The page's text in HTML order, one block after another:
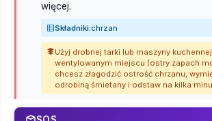
więcej.
Składniki:chrzan
Użyj drobnej tarki lub maszyny
wentylowanym miejscu (ostry zapach
chcesz złagodzić ostrość chrzanu,
odrobiną śmietany i odstaw na kilka